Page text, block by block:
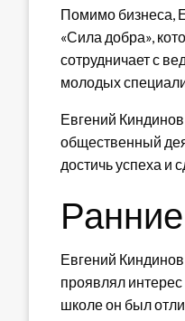
Помимо бизнеса,
«Сила добра»,
сотрудничает с
молодых
Евгений
общественный
достичь успеха и
Евгений
проявлял
школе он был